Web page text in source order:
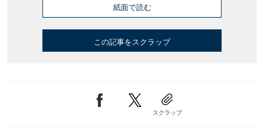
紙面で読む
この記事をスクラップ
スクラップ